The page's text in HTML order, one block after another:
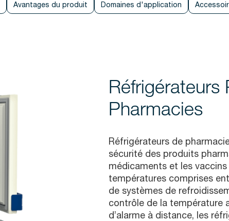
Avantages du produit Domaines d'application
Réfrigérateurs
Pharmacies
Réfrigérateurs de
sécurité des produits
médicaments et les
températures comprises
de systèmes de
contrôle de la température
d’alarme à distance, les